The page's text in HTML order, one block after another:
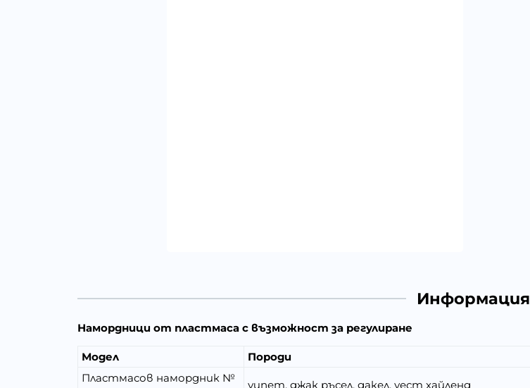
Информация
Намордници от пластмаса с възможност за регулиране
Модел
Породи
Пластмасов намордник №
уипет, джак ръсел, дакел, уест хайленд